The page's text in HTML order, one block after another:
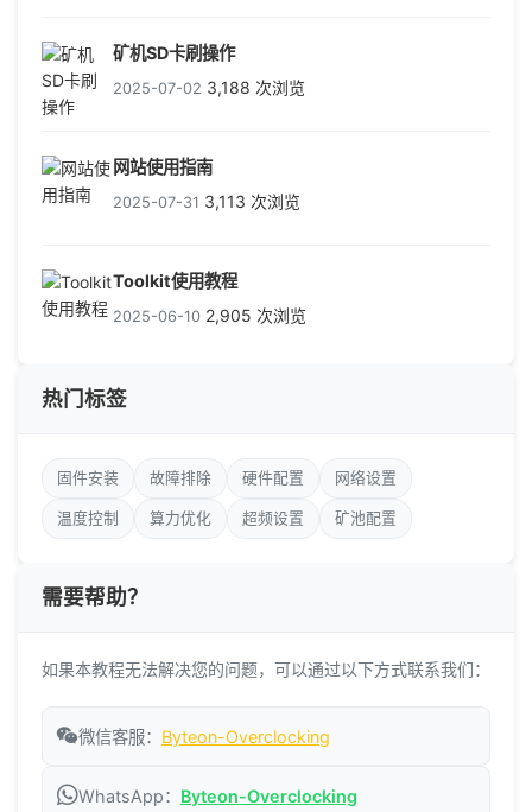
矿机SD卡刷操作
2025-07-02 3,188 次浏览
网站使用指南
2025-07-31 3,113 次浏览
Toolkit使用教程
2025-06-10 2,905 次浏览
热门标签
固件安装 故障排除 硬件配置 网络设置
温度控制 算力优化 超频设置 矿池配置
需要帮助？
如果本教程无法解决您的问题，可以通过以下方式联系我们：
微信客服： Byteon-Overclocking
WhatsApp： Byteon-Overclocking